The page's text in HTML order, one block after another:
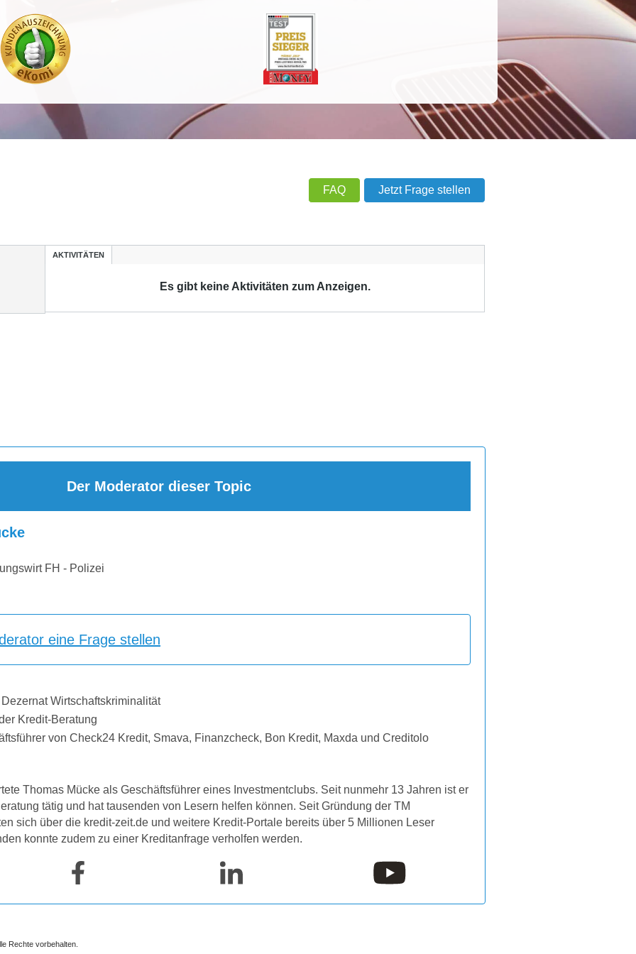
FAQ Jetzt Frage stellen
AKTIVITÄTEN
Es gibt keine Aktivitäten zum Anzeigen.
Der Moderator dieser Topic
FH - Polizei
eine Frage stellen
Wirtschaftskriminalität
Kredit-Beratung
von Check24 Kredit, Smava, Finanzcheck, Bon Kredit, Maxda und Creditolo
Thomas Mücke als Geschäftsführer eines Investmentclubs. Seit nunmehr 13 Jahren ist er
tätig und hat tausenden von Lesern helfen können. Seit Gründung der TM
sich über die kredit-zeit.de und weitere Kredit-Portale bereits über 5 Millionen Leser
konnte zudem zu einer Kreditanfrage verholfen werden.
Rechte vorbehalten.